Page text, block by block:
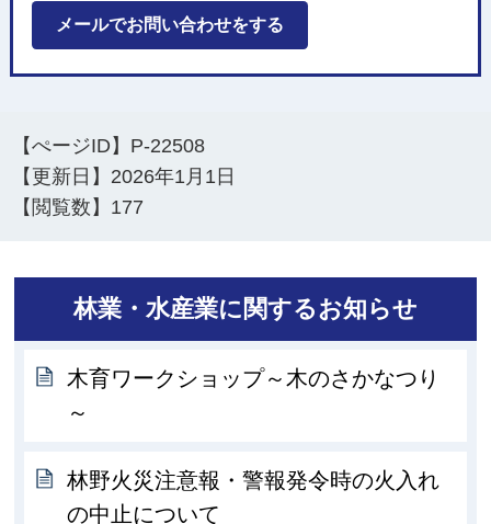
メールでお問い合わせをする
【ぺージID】 P-22508
【更新日】 2026年1月1日
【閲覧数】 177
林業・水産業に関するお知らせ
木育ワークショップ～木のさかなつり
～
林野火災注意報・警報発令時の火入れ
の中止について